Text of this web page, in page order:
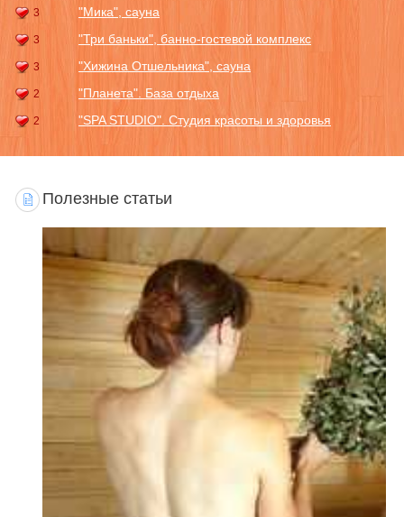
3 "Мика", сауна
3 "Три баньки", банно-гостевой комплекс
3 "Хижина Отшельника", сауна
2 "Планета". База отдыха
2 "SPA STUDIO". Студия красоты и здоровья
Полезные статьи